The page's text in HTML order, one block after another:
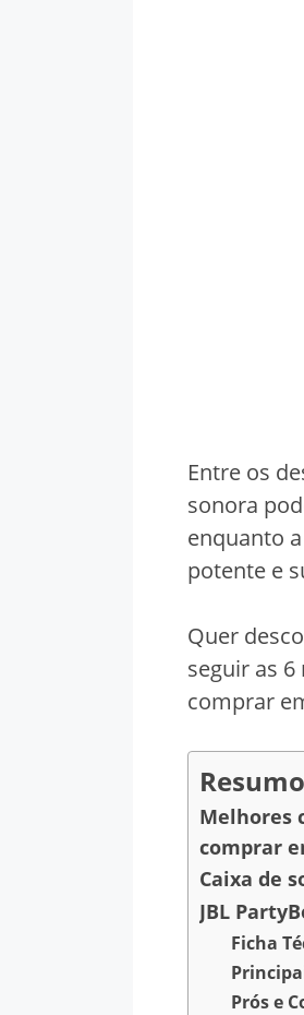
Entre os
sonora
enquanto a
potente e
Quer
seguir as
comprar
Melhores
comprar
Caixa de
JBL
Ficha
Prós e